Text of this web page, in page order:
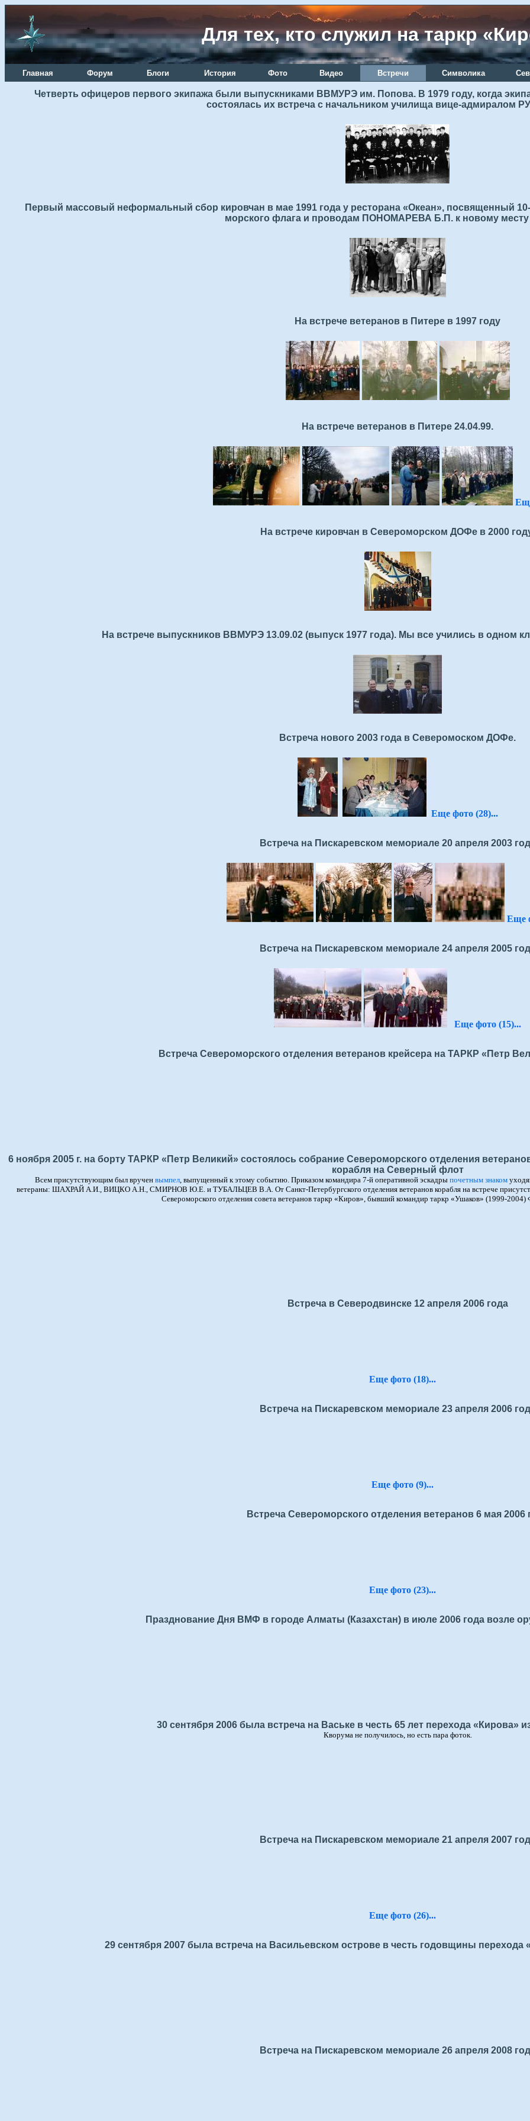
Для тех, кто служил на таркр
Главная Форум Блоги История Фото Видео Встречи Символика
Четверть офицеров первого экипажа были выпускниками ВВМУРЭ им. Попова. В 1979 году, когда
состоялась их встреча с начальником училища вице-адмиралом
Первый массовый неформальный сбор кировчан в мае 1991 года у ресторана «Океан», посвященный
морского флага и проводам ПОНОМАРЕВА Б.П. к новому
На встрече ветеранов в Питере в 1997 году
На встрече ветеранов в Питере 24.04.99.
На встрече кировчан в Североморском ДОФе в 2000
На встрече выпускников ВВМУРЭ 13.09.02 (выпуск 1977 года). Мы все учились в одном
Встреча нового 2003 года в Северомоском ДОФе.
Еще фото (28)...
Встреча на Пискаревском мемориале 20 апреля 2003
Еще
Встреча на Пискаревском мемориале 24 апреля 2005
Еще фото (15)...
Встреча Североморского отделения ветеранов крейсера на ТАРКР «Петр
6 ноября 2005 г. на борту ТАРКР «Петр Великий» состоялось собрание Североморского отделения
корабля на Северный флот
Всем присутствующим был вручен вымпел, выпущенный к этому событию. Приказом командира 7-й оперативной эскадры почетным знаком
ветераны: ШАХРАЙ А.И., ВИЦКО А.Н., СМИРНОВ Ю.Е. и ТУБАЛЬЦЕВ В.А. От Санкт-Петербургского отделения ветеранов корабля на встрече
Североморского отделения совета ветеранов таркр «Киров», бывший командир таркр «Ушаков» (1999-
Встреча в Северодвинске 12 апреля 2006 года
Еще фото (18)...
Встреча на Пискаревском мемориале 23 апреля 2006
Еще фото (9)...
Встреча Североморского отделения ветеранов 6 мая 2006
Еще фото (23)...
Празднование Дня ВМФ в городе Алматы (Казахстан) в июле 2006 года возле
30 сентября 2006 была встреча на Ваське в честь 65 лет перехода «Кирова»
Кворума не получилось, но есть пара фоток.
Встреча на Пискаревском мемориале 21 апреля 2007
Еще фото (26)...
29 сентября 2007 была встреча на Васильевском острове в честь годовщины перехода
Встреча на Пискаревском мемориале 26 апреля 2008